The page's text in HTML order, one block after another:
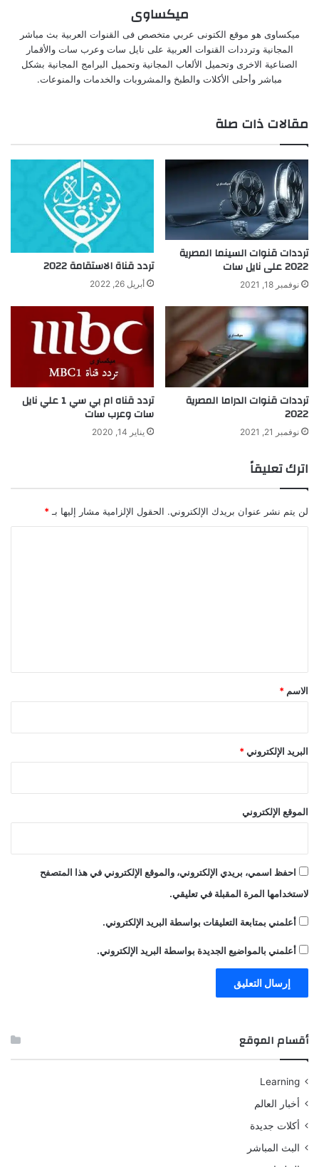
ميكساوى
ميكساوى هو موقع الكتونى عربي متخصص فى القنوات العربية بث مباشر
المجانية وترددات القنوات العربية على نايل سات وعرب سات والأقمار
الصناعية الاخرى وتحميل الألعاب المجانية وتحميل البرامج المجانية بشكل
مباشر وأحلى الأكلات والطبخ والمشروبات والخدمات والمنوعات.
مقالات ذات صلة
ترددات قنوات السينما المصرية
2022 على نايل سات
نوفمبر 18, 2021
تردد قناة الاستقامة 2022
أبريل 26, 2022
ترددات قنوات الدراما المصرية
2022
نوفمبر 21, 2021
تردد قناه ام بي سي 1 علي نايل
سات وعرب سات
يناير 14, 2020
اترك تعليقاً
لن يتم نشر عنوان بريدك الإلكتروني. الحقول الإلزامية مشار إليها بـ *
*
الاسم *
البريد الإلكتروني *
الموقع الإلكتروني
احفظ اسمي، بريدي الإلكتروني، والموقع الإلكتروني في هذا المتصفح
لاستخدامها المرة المقبلة في تعليقي.
أعلمني بمتابعة التعليقات بواسطة البريد الإلكتروني.
أعلمني بالمواضيع الجديدة بواسطة البريد الإلكتروني.
أقسام الموقع
Learning
أخبار العالم
أكلات جديدة
البث المباشر